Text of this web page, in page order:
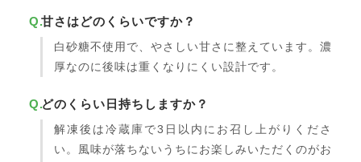
甘さはどのくらいですか？
白砂糖不使用で、やさしい甘さに整えています。濃
厚なのに後味は重くなりにくい設計です。
どのくらい日持ちしますか？
解凍後は冷蔵庫で3日以内にお召し上がりくださ
い。風味が落ちないうちにお楽しみいただくのがお